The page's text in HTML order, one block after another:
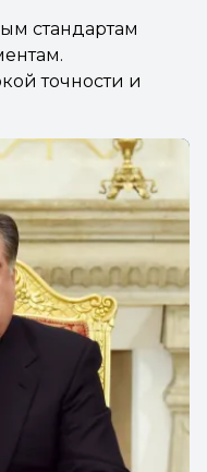
стандартам
точности и